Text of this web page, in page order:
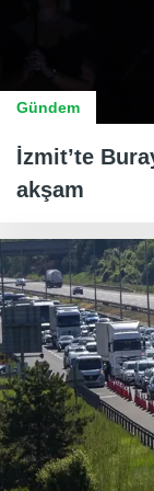
Gündem
İzmit’te
akşam